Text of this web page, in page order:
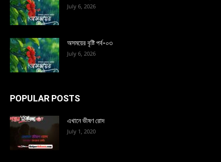
July 6, 2026
অসময়ের বৃষ্টি পর্ব-০৩
July 6, 2026
POPULAR POSTS
এখানে ভীষণ রোদ
July 1, 2020